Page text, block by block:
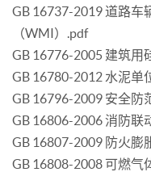
GB 16737-2019 道路车
（WMI）.pdf
GB 16776-2005 建筑用
GB 16780-2012 水泥单
GB 16796-2009 安全防
GB 16806-2006 消防联
GB 16807-2009 防火膨
GB 16808-2008 可燃气